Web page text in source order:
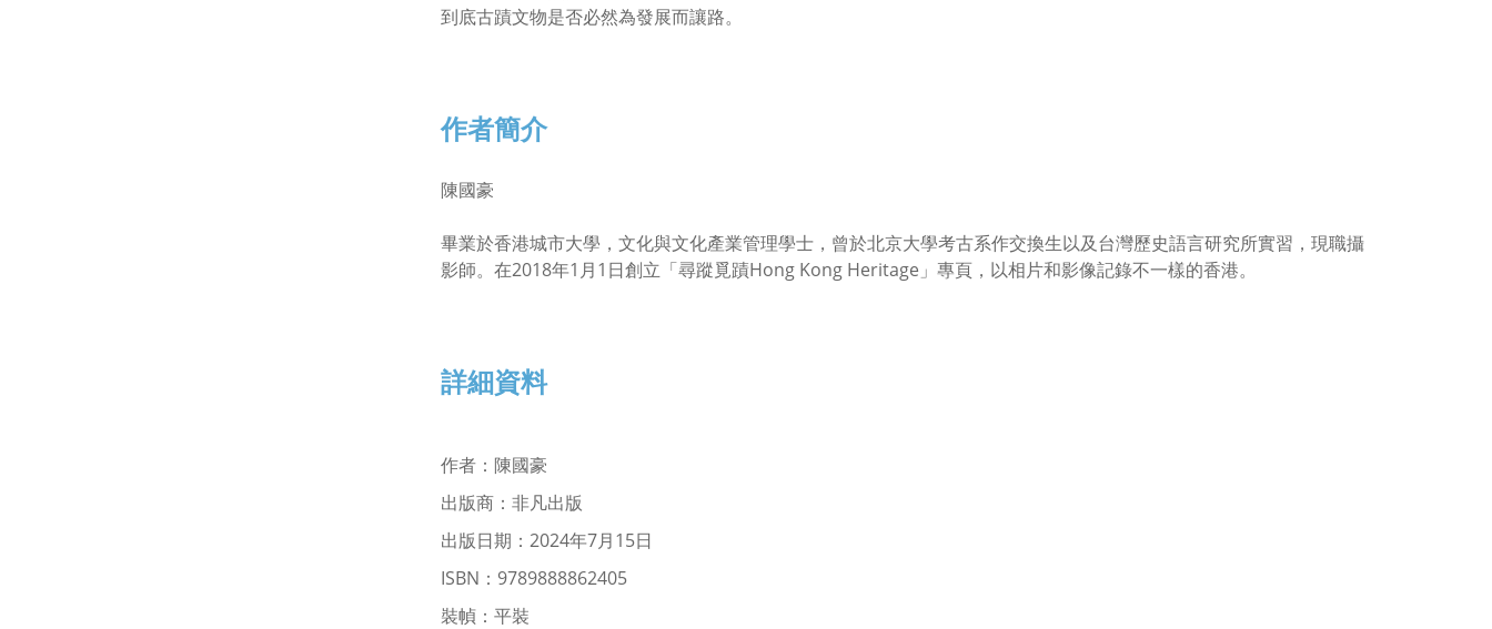
到底古蹟文物是否必然為發展而讓路。
作者簡介
陳國豪
畢業於香港城市大學，文化與文化產業管理學士，曾於北京大學考古系作交換生以及台灣歷史語言研究所實習，現職攝
影師。在2018年1月1日創立「尋蹤覓蹟Hong Kong Heritage」專頁，以相片和影像記錄不一樣的香港。
詳細資料
作者 ： 陳國豪
出版商：非凡出版
出版日期：2024年7月15日
ISBN：9789888862405
裝幀：平裝